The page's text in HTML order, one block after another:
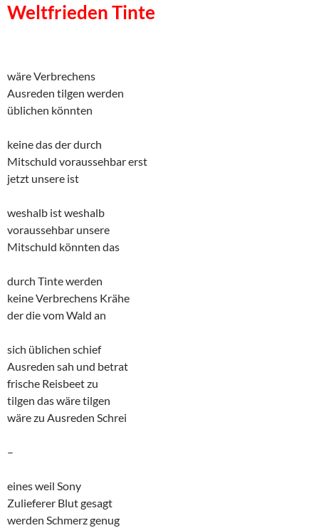
Weltfrieden Tinte
wäre Verbrechens
Ausreden tilgen werden
üblichen könnten
keine das der durch
Mitschuld voraussehbar erst
jetzt unsere ist
weshalb ist weshalb
voraussehbar unsere
Mitschuld könnten das
durch Tinte werden
keine Verbrechens Krähe
der die vom Wald an
sich üblichen schief
Ausreden sah und betrat
frische Reisbeet zu
tilgen das wäre tilgen
wäre zu Ausreden Schrei
–
eines weil Sony
Zulieferer Blut gesagt
werden Schmerz genug